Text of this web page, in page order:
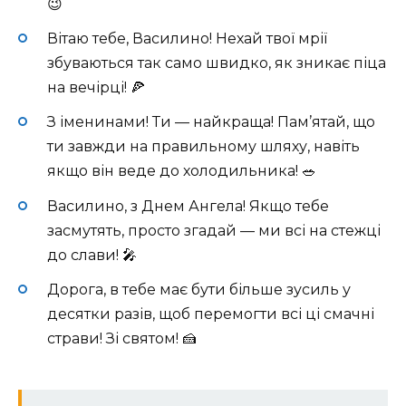
😉
Вітаю тебе, Василино! Нехай твої мрії
збуваються так само швидко, як зникає піца
на вечірці! 🍕
З іменинами! Ти — найкраща! Пам’ятай, що
ти завжди на правильному шляху, навіть
якщо він веде до холодильника! 🥗
Василино, з Днем Ангела! Якщо тебе
засмутять, просто згадай — ми всі на стежці
до слави! 🎤
Дорога, в тебе має бути більше зусиль у
десятки разів, щоб перемогти всі ці смачні
страви! Зі святом! 🍰